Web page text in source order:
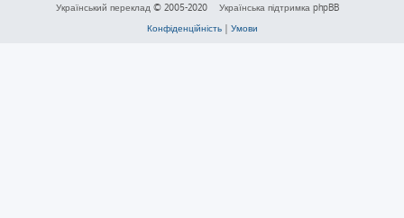
Український переклад © 2005-2020
Українська підтримка phpBB
Конфіденційність| Умови